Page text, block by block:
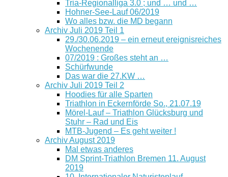
Tria-Regionalliga 3.0 ; und … und …
Hohner-See-Lauf 06/2019
Wo alles bzw. die MD begann
Archiv Juli 2019 Teil 1
29./30.06.2019 – ein erneut ereignisreiches
Wochenende
07/2019 : Großes steht an …
Schürfwunde
Das war die 27.KW …
Archiv Juli 2019 Teil 2
Hoodies für alle Sparten
Triathlon in Eckernförde So., 21.07.19
Mörel-Lauf – Triathlon Glücksburg und
Stuhr – Rad und Eis
MTB-Jugend – Es geht weiter !
Archiv August 2019
Mal etwas anderes
DM Sprint-Triathlon Bremen 11. August
2019